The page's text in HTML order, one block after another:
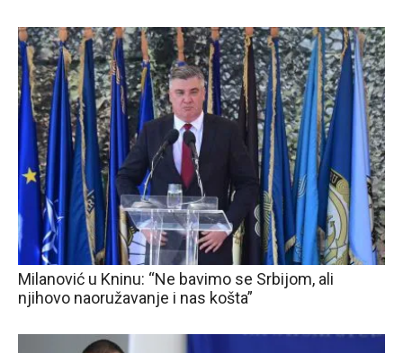
Milanović u Kninu: “Ne bavimo se Srbijom, ali
njihovo naoružavanje i nas košta”